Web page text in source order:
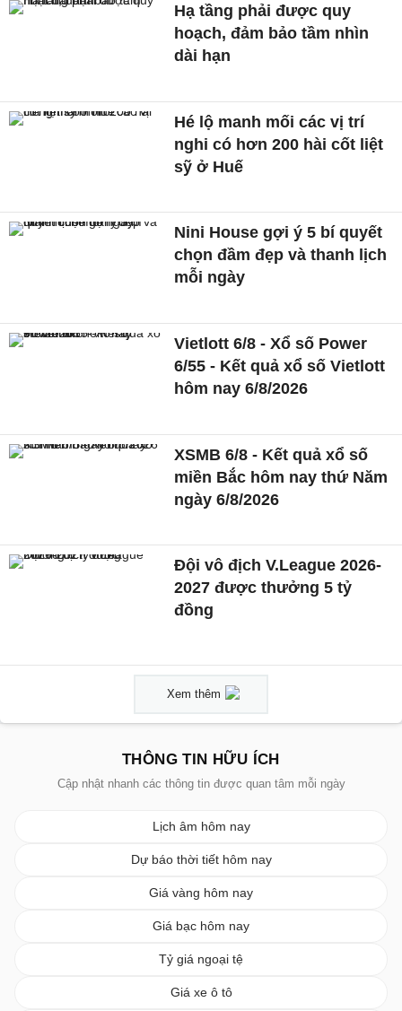
Hạ tầng phải được quy
hoạch, đảm bảo tầm nhìn
dài hạn
Hé lộ manh mối các vị trí
nghi có hơn 200 hài cốt liệt
sỹ ở Huế
Nini House gợi ý 5 bí quyết
chọn đầm đẹp và thanh lịch
mỗi ngày
Vietlott 6/8 - Xổ số Power
6/55 - Kết quả xổ số Vietlott
hôm nay 6/8/2026
XSMB 6/8 - Kết quả xổ số
miền Bắc hôm nay thứ Năm
ngày 6/8/2026
Đội vô địch V.League 2026-
2027 được thưởng 5 tỷ
đồng
Xem thêm
THÔNG TIN HỮU ÍCH
Cập nhật nhanh các thông tin được quan tâm mỗi ngày
Lịch âm hôm nay
Dự báo thời tiết hôm nay
Giá vàng hôm nay
Giá bạc hôm nay
Tỷ giá ngoại tệ
Giá xe ô tô